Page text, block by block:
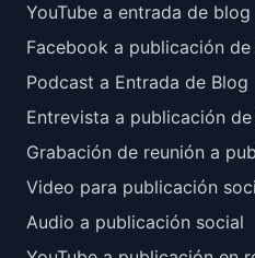
YouTube a entrada de blog
Facebook a publicación
Podcast a Entrada de Blog
Entrevista a publicación
Grabación de reunión a
Video para publicación
Audio a publicación social